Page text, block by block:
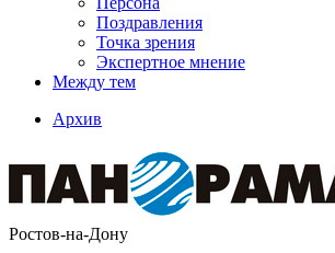
Поздравления
Точка зрения
Экспертное мнение
Между тем
Архив
Ростов-на-Дону